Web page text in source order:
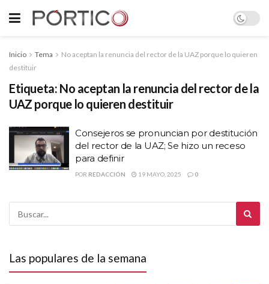
Inicio Tema
No aceptan la renuncia del rector de la UAZ porque lo quieren
destituir
Etiqueta: No aceptan la renuncia del rector de la
UAZ porque lo quieren destituir
Consejeros se pronuncian por destitución
del rector de la UAZ; Se hizo un receso
para definir
POR REDACCIÓN 19 MAYO, 2025 0
Las populares de la semana